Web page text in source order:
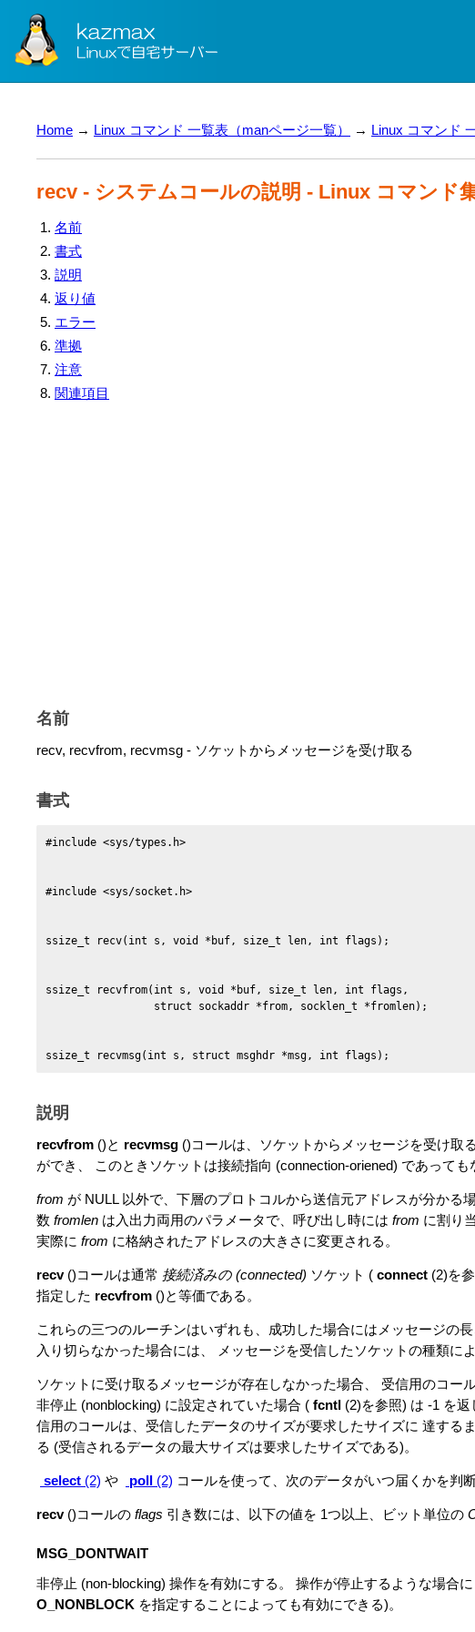
Home → Linux コマンド 一覧表（manページ一覧） → Linux コマンド
recv - システムコールの説明 - Linux コマンド
名前
書式
説明
返り値
エラー
準拠
注意
関連項目
名前
recv, recvfrom, recvmsg - ソケットからメッセージを受け取る
書式
ssize_t recvfrom(int s, void *buf, size_t len, int flags,
ssize_t recvmsg(int s, struct msghdr *msg, int flags);
説明
recvfrom ()と recvmsg ()コールは、ソケットからメッセージを受け取
ができ、 このときソケットは接続指向 (connection-oriened) であっても
from が NULL 以外で、下層のプロトコルから送信元アドレスが分かる
数 fromlen は入出力両用のパラメータで、呼び出し時には from に割り
実際に from に格納されたアドレスの大きさに変更される。
recv()コールは通常 接続済みの (connected) ソケット ( connect (2)を
指定した recvfrom ()と等価である。
これらの三つのルーチンはいずれも、成功した場合にはメッセージの
入り切らなかった場合には、 メッセージを受信したソケットの種類に
ソケットに受け取るメッセージが存在しなかった場合、 受信用のコ
非停止 (nonblocking) に設定されていた場合 ( fcntl (2)を参照) は -1 を返
信用のコールは、受信したデータのサイズが要求したサイズに 達する
る (受信されるデータの最大サイズは要求したサイズである)。
select (2) や poll (2) コールを使って、次のデータがいつ届くかを判断
recv()コールの flags 引き数には、以下の値を 1つ以上、ビット単位の
MSG_DONTWAIT
非停止 (non-blocking) 操作を有効にする。 操作が停止するような場合に
O_NONBLOCK を指定することによっても有効にできる)。